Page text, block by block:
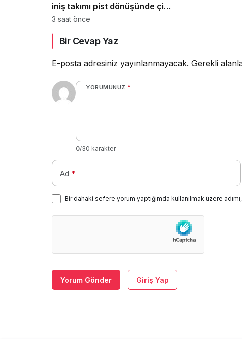
iniş takımı pist dönüşünde çim
alana çıktı
3 saat önce
Bir Cevap Yaz
E-posta adresiniz yayınlanmayacak. Gerekli
YORUMUNUZ *
0/30 karakter
Ad *
Bir dahaki sefere yorum yaptığımda kullanılmak üzere
Yorum Gönder Giriş Yap